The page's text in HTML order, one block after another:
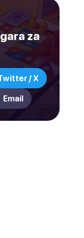
za
/ X
Email